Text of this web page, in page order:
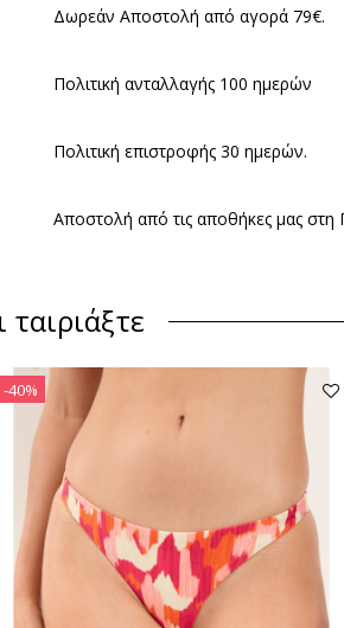
Δωρεάν Αποστολή από αγορά 79€.
Πολιτική ανταλλαγής 100 ημερών
Πολιτική επιστροφής 30 ημερών.
Αποστολή από τις αποθήκες μας στη
-40%